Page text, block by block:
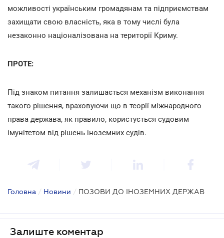
можливості українським громадянам та підприємствам
захищати свою власність, яка в тому числі була
незаконно націоналізована на території Криму.
ПРОТЕ:
Під знаком питання залишається механізм виконання
такого рішення, враховуючи що в теорії міжнародного
права держава, як правило, користується судовим
імунітетом від рішень іноземних судів.
Головна / Новини / ПОЗОВИ ДО ІНОЗЕМНИХ ДЕРЖАВ
Залиште коментар